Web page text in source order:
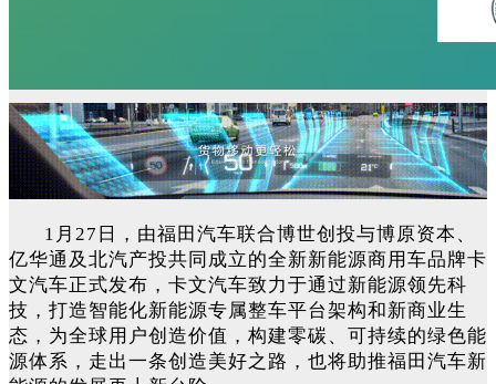
1月27日，由福田汽车联合博世创投与博原资本、
亿华通及北汽产投共同成立的全新新能源商用车品牌卡
文汽车正式发布，卡文汽车致力于通过新能源领先科
技，打造智能化新能源专属整车平台架构和新商业生
态，为全球用户创造价值，构建零碳、可持续的绿色能
源体系，走出一条创造美好之路，也将助推福田汽车新